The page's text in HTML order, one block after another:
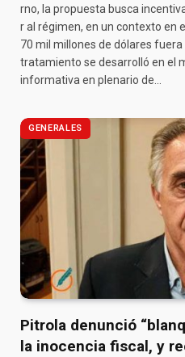
rno, la propuesta busca
r al régimen, en un contexto en
70 mil millones de dólares fuera
tratamiento se desarrolló en el
informativa en plenario de…
GENERALES
Pitrola denunció
la inocencia fiscal, y